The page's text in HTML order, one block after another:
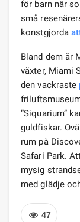
för barn när
små
konstgjorda
Bland dem är
växter, Miami
den vackraste
”Siquarium”
guldfiskar.
rum på
Safari Park.
mysig
med glädje
47